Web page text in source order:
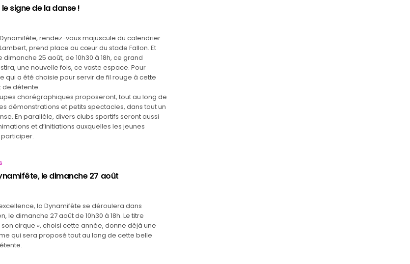
signe de la danse !
rendez-vous majuscule du calendrier
prend place au cœur du stade Fallon. Et
25 août, de 10h30 à 18h, ce grand
une nouvelle fois, ce vaste espace. Pour
qui a été choisie pour servir de fil rouge à cette
de détente.
chorégraphiques proposeront, tout au long de
démonstrations et petits spectacles, dans tout un
En parallèle, divers clubs sportifs seront aussi
et d’initiations auxquelles les jeunes
le dimanche 27 août
la Dynamifête se déroulera dans
le dimanche 27 août de 10h30 à 18h. Le titre
cirque », choisi cette année, donne déjà une
qui sera proposé tout au long de cette belle